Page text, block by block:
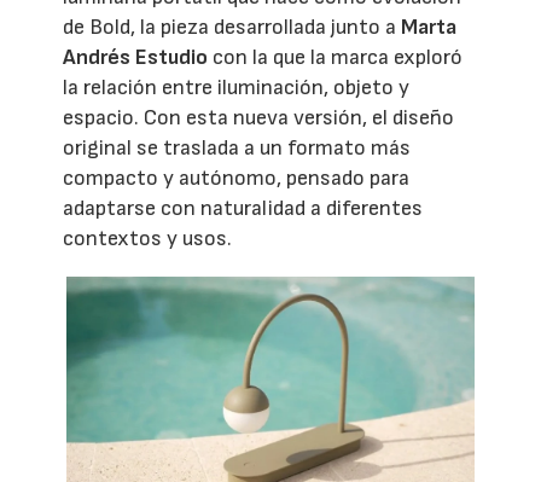
de Bold, la pieza desarrollada junto a Marta
Andrés Estudio con la que la marca exploró
la relación entre iluminación, objeto y
espacio. Con esta nueva versión, el diseño
original se traslada a un formato más
compacto y autónomo, pensado para
adaptarse con naturalidad a diferentes
contextos y usos.